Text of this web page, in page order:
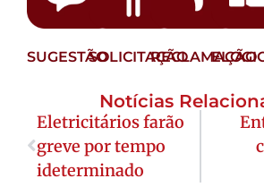
SUGESTÃOSOLICITAÇÃORECLAMAÇÃO
Notícias
Eletricitários farão
greve por tempo
ideterminado